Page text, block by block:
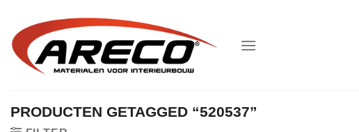
inhoud
PRODUCTEN GETAGGED “520537”